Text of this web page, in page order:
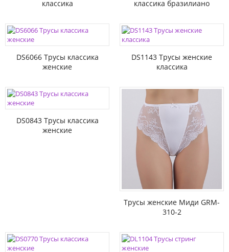
классика
классика бразилиано
DS6066 Трусы классика
женские
DS1143 Трусы женские
классика
DS0843 Трусы классика
женские
Трусы женские Миди GRM-
310-2